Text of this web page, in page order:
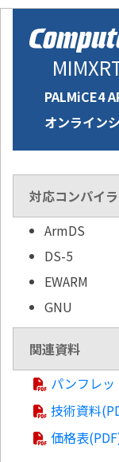
PALMiCE4
オンライン
対応コンパイラ
ArmDS
DS-5
EWARM
GNU
関連資料
パンフレッ
技術資料
価格表